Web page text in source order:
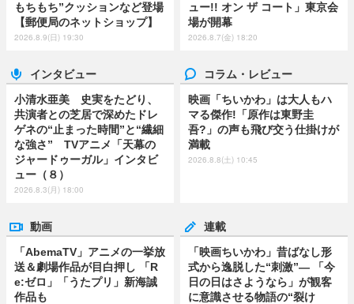
もちもち”クッションなど登場
【郵便局のネットショップ】
2026.8.9(日) 19:30
ュー!! オン ザ コート」東京会
場が開幕
2026.8.7(金) 18:20
インタビュー
小清水亜美 史実をたどり、
共演者との芝居で深めたドレ
ゲネの“止まった時間”と“繊細
な強さ” TVアニメ「天幕の
ジャードゥーガル」インタビ
ュー（８）
2026.8.3(月) 18:00
コラム・レビュー
映画「ちいかわ」は大人もハ
マる傑作!「原作は東野圭
吾?」の声も飛び交う仕掛けが
満載
2026.8.8(土) 10:45
動画
「AbemaTV」アニメの一挙放
送＆劇場作品が目白押し 「R
e:ゼロ」「うたプリ」新海誠
作品も
連載
「映画ちいかわ」昔ばなし形
式から逸脱した“刺激”― 「今
日の日はさようなら」が観客
に意識させる物語の“裂け